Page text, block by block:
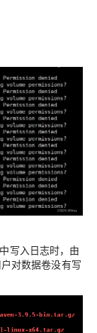
写入日志时，由
对数据卷没有写